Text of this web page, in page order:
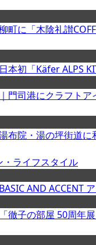
町に「木陰礼讃
本初「Käfer ALPS
門司港にクラフトア
布院・湯の坪街道
・ライフスタイル
AND ACCENT
徹子の部屋 50周年展